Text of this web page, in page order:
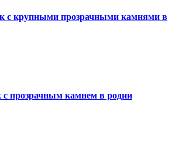
с крупными прозрачными камнями в
с прозрачным камнем в родии